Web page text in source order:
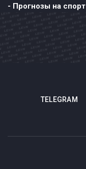
- Прогнозы на спорт
TELEGRAM